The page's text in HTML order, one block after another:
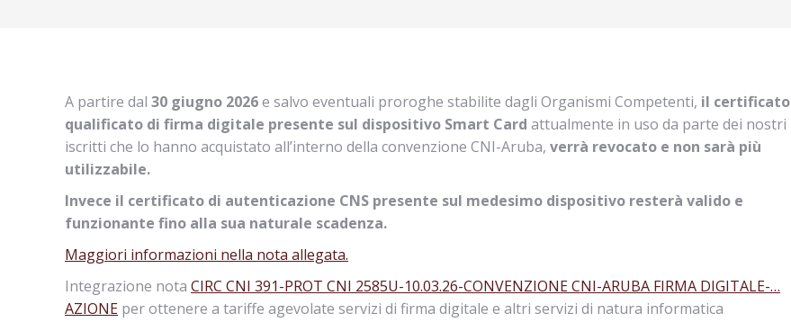
A partire dal 30 giugno 2026e salvo eventuali proroghe stabilite dagli Organismi Competenti, il certificato
qualificato di firma digitale presente sul dispositivo Smart Card attualmente in uso da parte dei nostri
iscritti che lo hanno acquistato all’interno della convenzione CNI-Aruba, verrà revocato e non sarà più
utilizzabile.
Invece il certificato di autenticazione CNS presente sul medesimo dispositivo resterà valido e
funzionante fino alla sua naturale scadenza.
Maggiori informazioni nella nota allegata.
Integrazione nota CIRC CNI 391-PROT CNI 2585U-10.03.26-CONVENZIONE CNI-ARUBA FIRMA DIGITALE-…
AZIONE per ottenere a tariffe agevolate servizi di firma digitale e altri servizi di natura informatica